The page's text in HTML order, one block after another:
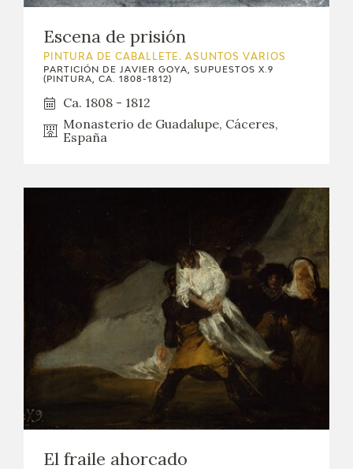
Escena de prisión
PINTURA DE CABALLETE. ASUNTOS VARIOS
PARTICIÓN DE JAVIER GOYA, SUPUESTOS X.9
(PINTURA, CA. 1808-1812)
Ca. 1808 - 1812
Monasterio de Guadalupe, Cáceres,
España
El fraile ahorcado